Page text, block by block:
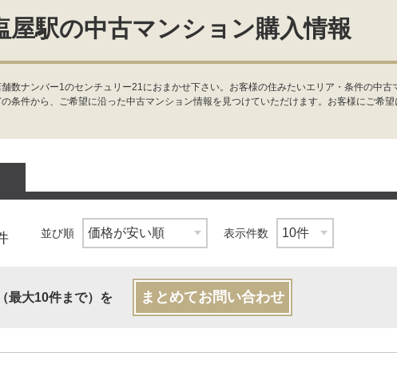
屋駅の中古マンション購入情報
数ナンバー1のセンチュリー21におまかせ下さい。お客様の住みたいエリア・条件の中
条件から、ご希望に沿った中古マンション情報を見つけていただけます。お客様にご希
並び順 表示件数
最大10件まで）を まとめてお問い合わせ